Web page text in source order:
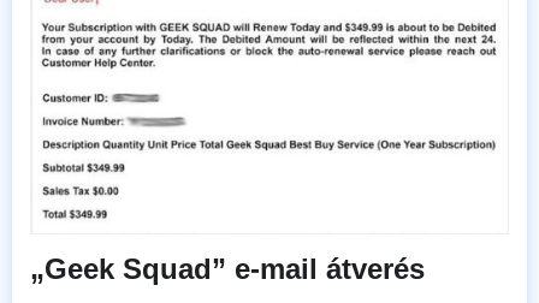
„Geek Squad” e-mail átverés